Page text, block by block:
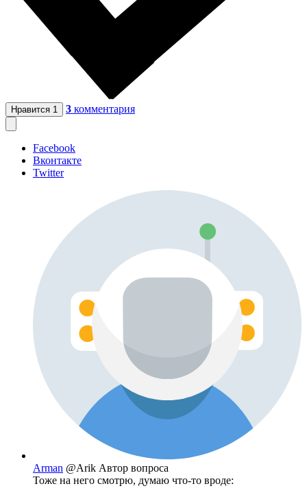
Нравится 1 3 комментария
Facebook
Вконтакте
Twitter
Arman @Arik Автор вопроса
Тоже на него смотрю, думаю что-то вроде: